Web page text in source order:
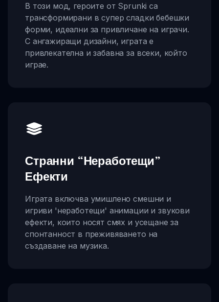
В този мод, героите от Sprunki са
трансформирани в супер сладки бебешки
форми, идеални за привличане на играчи.
С ангажиращи дизайни, играта е
привлекателна и забавна за всеки, който
играе.
Странни “Неработещи”
Ефекти
Играта включва умишлено смешни и
игриви 'неработещи' анимации и звукови
ефекти, които носят смях и усещане за
спонтанност в преживяването на
създаване на музика.